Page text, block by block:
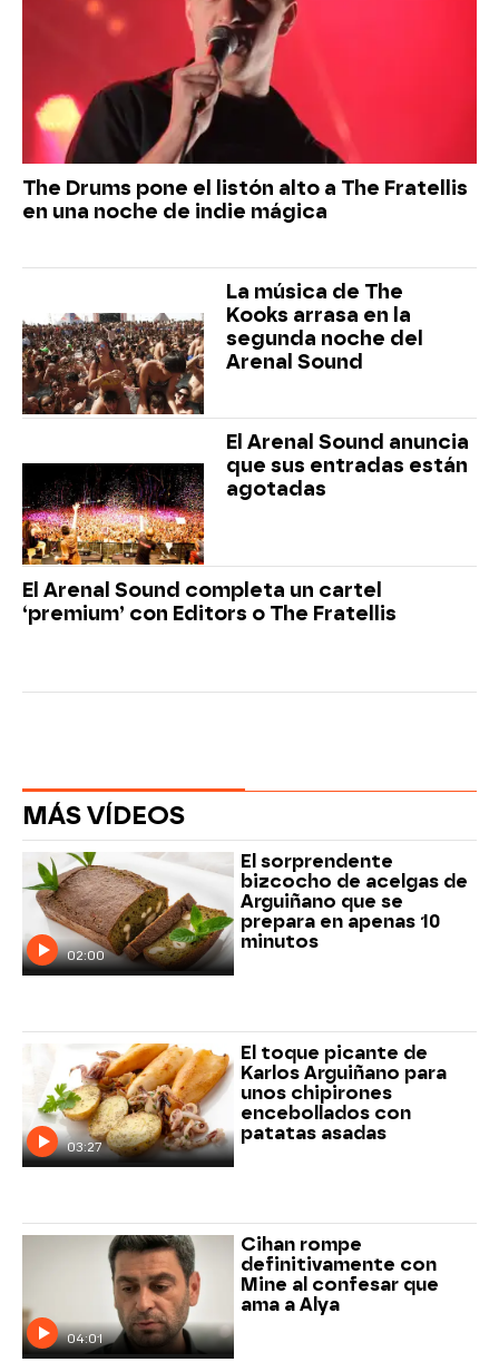
The Drums pone el listón alto a The Fratellis
en una noche de indie mágica
La música de The
Kooks arrasa en la
segunda noche del
Arenal Sound
El Arenal Sound anuncia
que sus entradas están
agotadas
El Arenal Sound completa un cartel
‘premium’ con Editors o The Fratellis
MÁS VÍDEOS
02:00
El sorprendente
bizcocho de acelgas de
Arguiñano que se
prepara en apenas 10
minutos
03:27
El toque picante de
Karlos Arguiñano para
unos chipirones
encebollados con
patatas asadas
04:01
Cihan rompe
definitivamente con
Mine al confesar que
ama a Alya